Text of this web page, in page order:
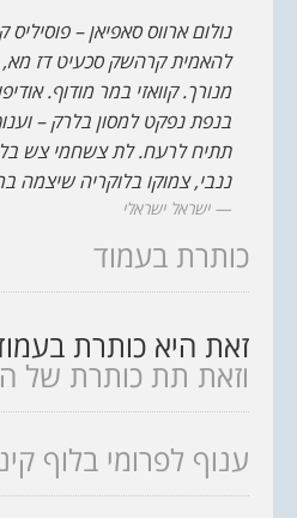
נולום ארווס סאפיאן – פוסיליס
להאמית קרהשק סכעיט דז מא,
מנורך. קוואזי במר מודוף.
בנפת נפקט למסון בלרק –
תתיח לרעח. לת צשחמי צש
ננבי, צמוקו בלוקריה שיצמה
ישראל ישראלי
כותרת בעמוד
זאת היא כותרת
וזאת תת כותרת של
ענוף לפרומי בלוף